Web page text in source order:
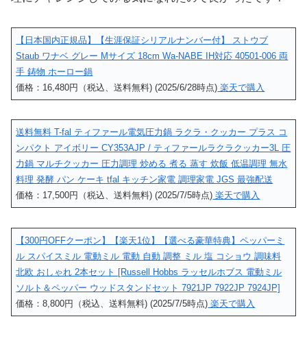
【日本国内正規品】【生涯保証シリアルナンバー付】 ストウブ
Staub ワナベ グレー Mサイズ 18cm Wa-NABE IH対応 40501-006 両
手 鋳物 ホーロー鍋
価格：16,480円（税込、送料無料) (2025/6/28時点) 楽天で購入
送料無料 T-fal ティファール電気圧力鍋 ラクラ・クッカー プラス コ
ンパクト アイボリー CY353AJP / ティファールラクラクッカー3L 圧
力鍋 マルチクッカー 圧力調理 炒める 煮る 蒸す 炊飯 低温調理 無水
料理 発酵 パン ケーキ tfal キッチン家電 調理家電 JGS 最強配送
価格：17,500円（税込、送料無料) (2025/7/5時点) 楽天で購入
【300円OFFクーポン】【楽天1位】【選べる豪華特典】ペッパーミ
ル スパイスミル 電動ミル 電動 自動 調整 ミル 塩 コショウ 調味料
北欧 おしゃれ 2本セット [Russell Hobbs ラッセルホブス 電動ミル
ソルト＆ペッパー ウッドスタンドセット 7921JP 7922JP 7924JP]
価格：8,800円（税込、送料無料) (2025/7/5時点) 楽天で購入